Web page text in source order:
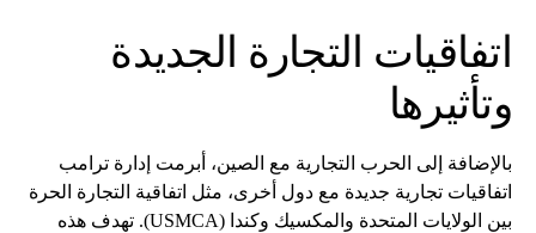
اتفاقيات التجارة الجديدة
وتأثيرها
بالإضافة إلى الحرب التجارية مع الصين، أبرمت إدارة ترامب
اتفاقيات تجارية جديدة مع دول أخرى، مثل اتفاقية التجارة الحرة
بين الولايات المتحدة والمكسيك وكندا (USMCA). تهدف هذه